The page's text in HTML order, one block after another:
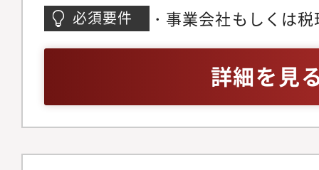
いただきます※将来
管理会計などへのキ
必須要件
・事業会社もしくは
務資格保有者は歓迎
詳細を見